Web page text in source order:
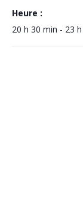
Heure :
20 h 30 min - 23